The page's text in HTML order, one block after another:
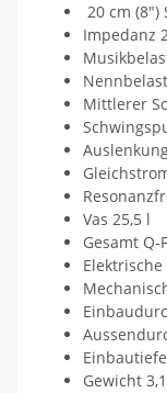
20 cm (8")
Impedanz
Mittlerer
Vas 25,5 l
Gesamt Q-
Elektrische
Gewicht